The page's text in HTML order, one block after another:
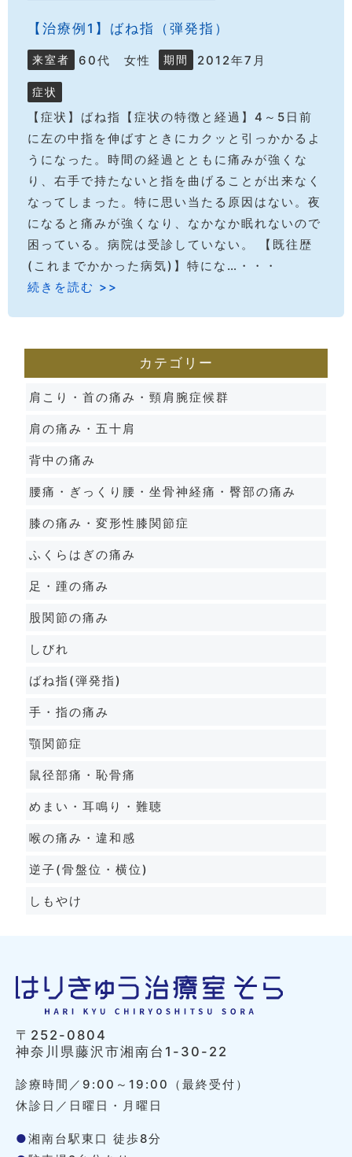
【治療例1】ばね指（弾発指）
来室者 60代 女性 期間 2012年7月
症状
【症状】ばね指【症状の特徴と経過】4～5日前
に左の中指を伸ばすときにカクッと引っかかるよ
うになった。時間の経過とともに痛みが強くな
り、右手で持たないと指を曲げることが出来なく
なってしまった。特に思い当たる原因はない。夜
になると痛みが強くなり、なかなか眠れないので
困っている。病院は受診していない。 【既往歴
(これまでかかった病気)】特にな…・・・
続きを読む >>
カテゴリー
肩こり・首の痛み・頸肩腕症候群
肩の痛み・五十肩
背中の痛み
腰痛・ぎっくり腰・坐骨神経痛・臀部の痛み
膝の痛み・変形性膝関節症
ふくらはぎの痛み
足・踵の痛み
股関節の痛み
しびれ
ばね指(弾発指)
手・指の痛み
顎関節症
鼠径部痛・恥骨痛
めまい・耳鳴り・難聴
喉の痛み・違和感
逆子(骨盤位・横位)
しもやけ
〒252-0804
神奈川県藤沢市湘南台1-30-22
診療時間／9:00～19:00（最終受付）
休診日／日曜日・月曜日
●湘南台駅東口 徒歩8分